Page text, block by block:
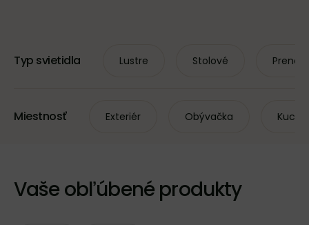
Typ svietidla Lustre Stolové
Miestnosť Exteriér Obývačka
Vaše obľúbené produkty